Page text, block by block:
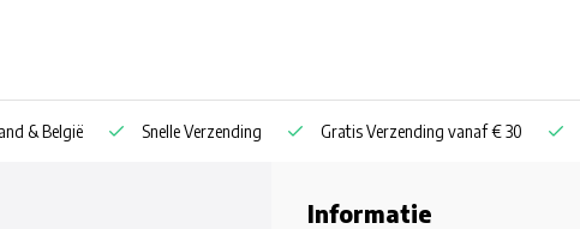
& België Snelle Verzending Gratis Verzending vanaf € 30
Informatie